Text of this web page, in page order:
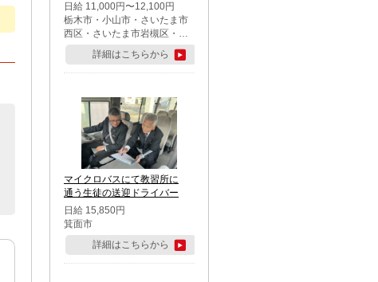
日給 11,000円〜12,100円
栃木市・小山市・さいたま市
西区・さいたま市岩槻区・久
喜市・蓮田市
詳細はこちらから
マイクロバスにて教習所に
通う生徒の送迎ドライバー
日給 15,850円
箕面市
詳細はこちらから